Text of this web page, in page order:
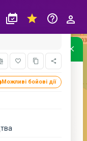
протоколу
завершено
скасовано
Можливі бойові дії